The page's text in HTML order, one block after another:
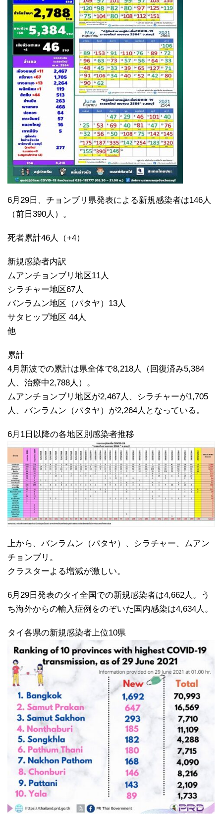
6月29日、チョンブリ県発表による新規感染者は146人
（前日390人）。
死者累計46人（+4）
新規感染者内訳
ムアンチョンブリ地区11人
シラチャー地区67人
バンラムン地区（パタヤ）13人
サタヒップ地区 44人
他
累計
4月新波での累計は県全体で8,218人（回復済み5,384
人、治療中2,788人）。
ムアンチョンブリ地区が2,467人、シラチャーが1,705
人、バンラムン（パタヤ）が2,264人となっている。
6月1日以降の各地区別感染者推移
上から、バンラムン（パタヤ）、シラチャー、ムアン
チョンブリ。
クラスターよる増減が激しい。
6月29日発表のタイ全国での新規感染者は4,662人。う
ち海外からの輸入症例をのぞいた国内感染は4,634人。
タイ各県の新規感染者上位10県